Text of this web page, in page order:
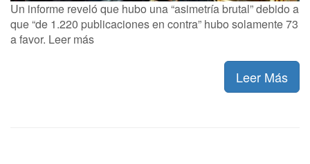
Un informe reveló que hubo una “asimetría brutal” debido a
que “de 1.220 publicaciones en contra” hubo solamente 73
a favor. Leer más
Leer Más